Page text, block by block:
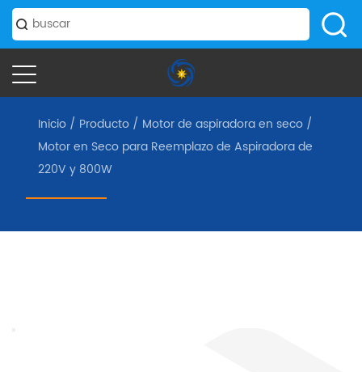
Inicio / Producto / Motor de aspiradora en seco /
Motor en Seco para Reemplazo de Aspiradora de
220V y 800W